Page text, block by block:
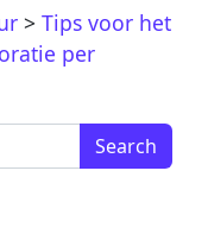
> Tips voor het
per